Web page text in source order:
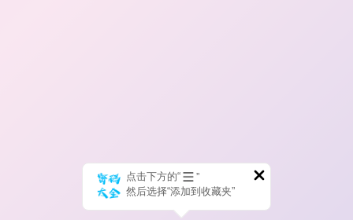
点击下方的“
”
然后选择“添加到收藏夹”